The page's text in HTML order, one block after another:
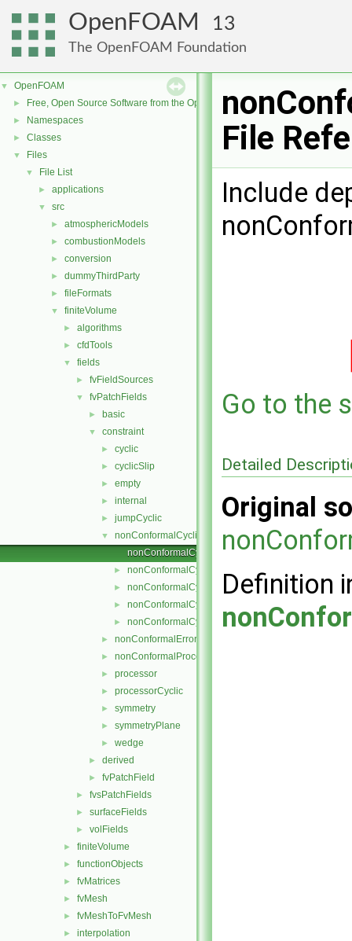
OpenFOAM 13
The OpenFOAM Foundation
▼ OpenFOAM
► Free, Open Source Software from the OpenFOAM Foundation
► Namespaces
► Classes
▼ Files
▼ File List
► applications
▼ src
► atmosphericModels
► combustionModels
► conversion
► dummyThirdParty
► fileFormats
▼ finiteVolume
► algorithms
► cfdTools
▼ fields
► fvFieldSources
▼ fvPatchFields
► basic
▼ constraint
► cyclic
► cyclicSlip
► empty
► internal
► jumpCyclic
▼
nonConformalCyclic
nonConformalCyclicFvPatchField.C
► nonConformalCyclicFvPatchField.H
► nonConformalCyclicFvPatchFields.C
► nonConformalCyclicFvPatchFields.H
► nonConformalCyclicFvPatchFieldsFwd.H
► nonConformalError
► nonConformalProcessorCyclic
► processor
► processorCyclic
► symmetry
► symmetryPlane
► wedge
► derived
► fvPatchField
► fvsPatchFields
► surfaceFields
► volFields
► finiteVolume
► functionObjects
► fvMatrices
► fvMesh
► fvMeshToFvMesh
► interpolation
File
Include
Go to the
Detailed
Original
Definition